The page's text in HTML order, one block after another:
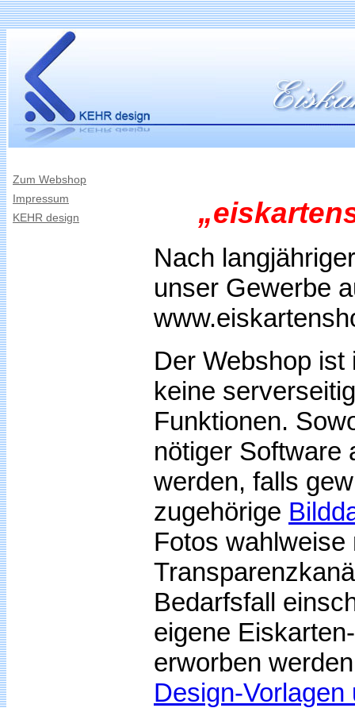
Zum Webshop
Impressum
KEHR design
Nach
unser Gewerbe
Der Webshop ist
keine
Funktionen.
nötiger Software
werden, falls
zugehörige
Fotos
Bedarfsfall
eigene
erworben
Design-